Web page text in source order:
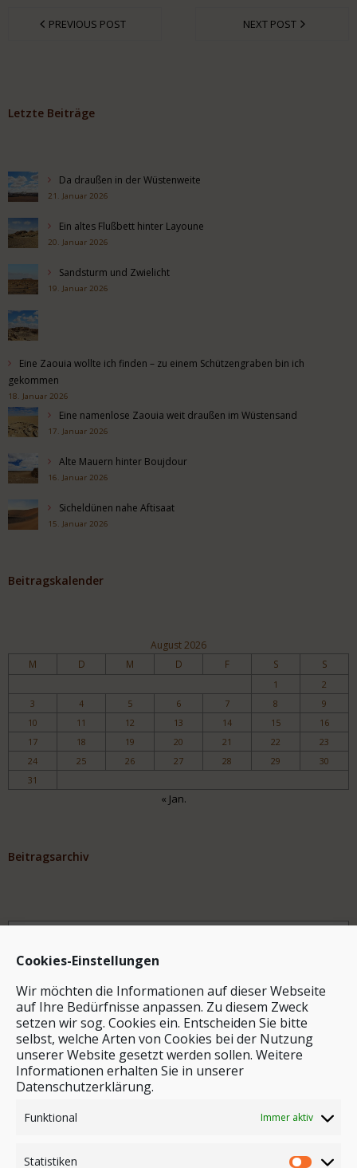
Cookies-Einstellungen
Wir möchten die Informationen auf dieser Webseite
auf Ihre Bedürfnisse anpassen. Zu diesem Zweck
setzen wir sog. Cookies ein. Entscheiden Sie bitte
selbst, welche Arten von Cookies bei der Nutzung
unserer Website gesetzt werden sollen. Weitere
Informationen erhalten Sie in unserer
Datenschutzerklärung.
Funktional Immer aktiv
Statistiken
PREVIOUS POST NEXT POST
Letzte Beiträge
Da draußen in der Wüstenweite
21. Januar 2026
Ein altes Flußbett hinter Layoune
20. Januar 2026
Sandsturm und Zwielicht
19. Januar 2026
Eine Zaouia wollte ich finden – zu einem Schützengraben bin ich
gekommen
18. Januar 2026
Eine namenlose Zaouia weit draußen im Wüstensand
17. Januar 2026
Alte Mauern hinter Boujdour
16. Januar 2026
Sicheldünen nahe Aftisaat
15. Januar 2026
Beitragskalender
August 2026
M D M D F S S
1
2
3
4 5 6 7 8
9
10
11 12 13 14 15
16
17
18 19 20 21 22
23
24
25 26 27 28 29
30
31
« Jan.
Beitragsarchiv
Archiv
Stichwortsuche